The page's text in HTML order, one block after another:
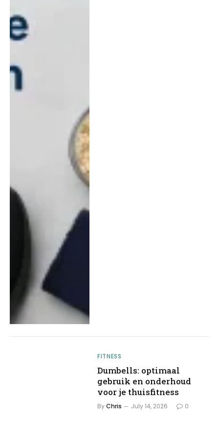
FITNESS
Dumbells: optimaal
gebruik en onderhoud
voor je thuisfitness
ByChris July 14, 2026 0